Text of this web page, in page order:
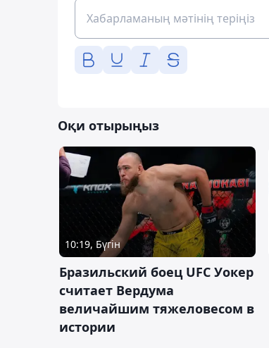
Оқи отырыңыз
10:19, Бүгін
Бразильский боец UFC Уокер
считает Вердума
величайшим тяжеловесом в
истории